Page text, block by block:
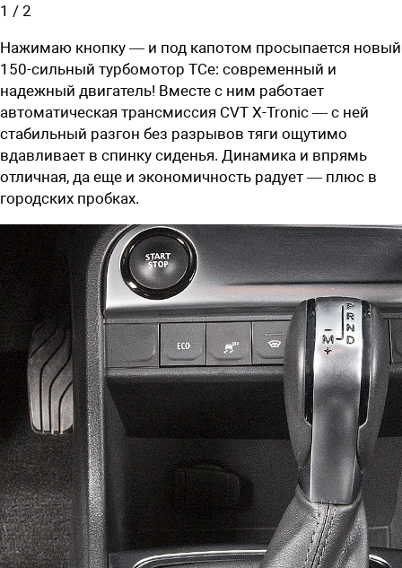
1 / 2
Нажимаю кнопку — и под капотом просыпается новый
150-сильный турбомотор TCe: современный и
надежный двигатель! Вместе с ним работает
автоматическая трансмиссия CVT X-Tronic — с ней
стабильный разгон без разрывов тяги ощутимо
вдавливает в спинку сиденья. Динамика и впрямь
отличная, да еще и экономичность радует — плюс в
городских пробках.